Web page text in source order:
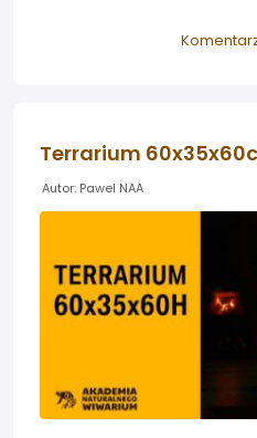
akwarium z wodospadem
Terrarium
Autor: Pawel NAA